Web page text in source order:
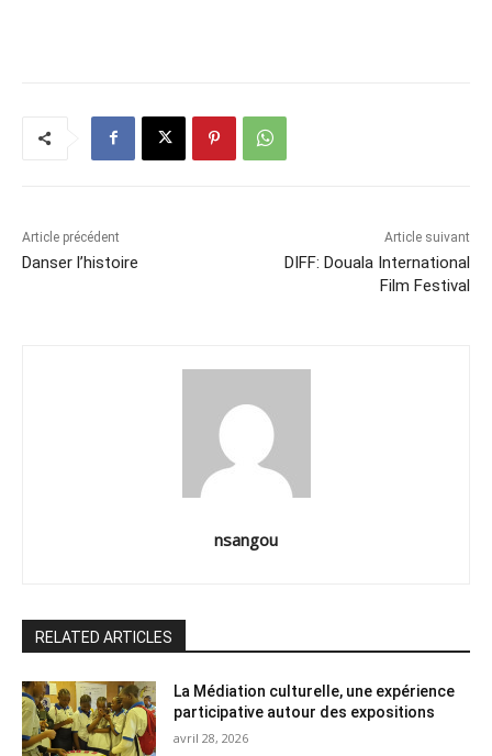
Article précédent
Danser l’histoire
Article suivant
DIFF: Douala International
Film Festival
nsangou
RELATED ARTICLES
La Médiation culturelle, une expérience
participative autour des expositions
avril 28, 2026